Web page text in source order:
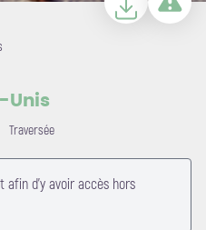
Unis
Traversée
afin d'y avoir accès hors